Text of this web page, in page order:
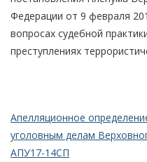
Федерации от 9 февраля
вопросах судебной
преступлениях
Апелляционное
уголовным делам
АПУ17-14СП